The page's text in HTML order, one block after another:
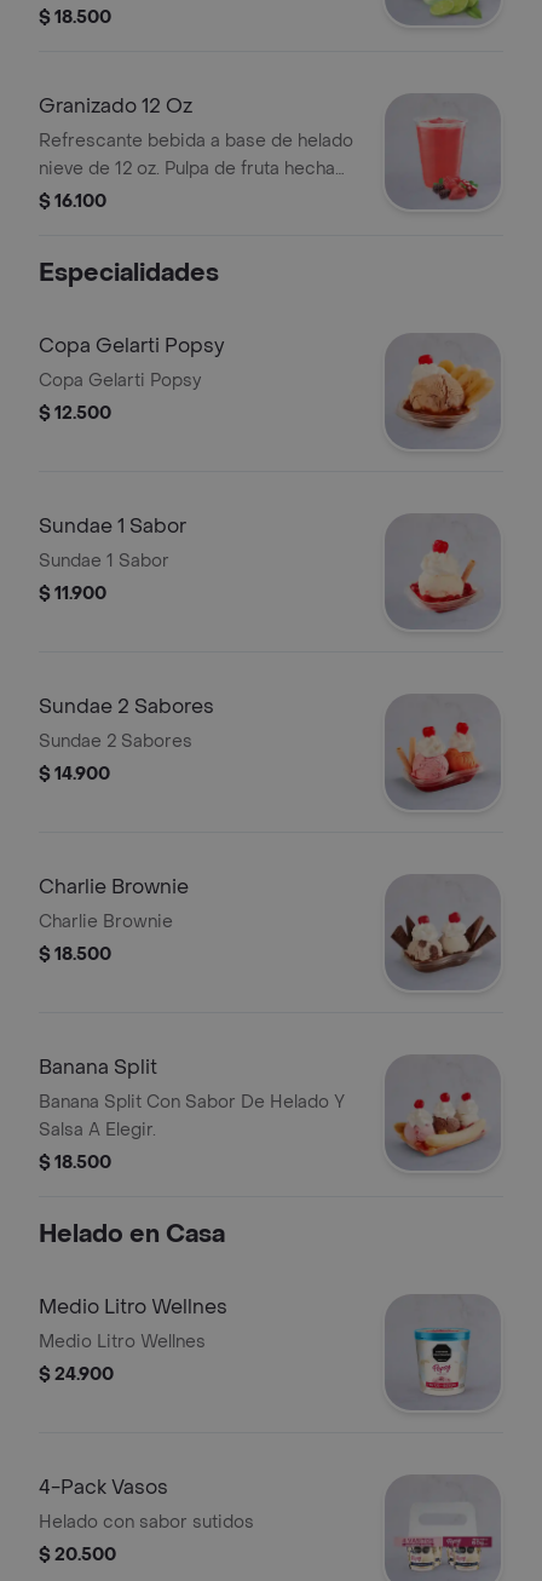
helado.
$ 18.500
Granizado 12 Oz
Refrescante bebida a base de helado
nieve de 12 oz. Pulpa de fruta hecha
helado.
$ 16.100
Especialidades
Copa Gelarti Popsy
Copa Gelarti Popsy
$ 12.500
Sundae 1 Sabor
Sundae 1 Sabor
$ 11.900
Sundae 2 Sabores
Sundae 2 Sabores
$ 14.900
Charlie Brownie
Charlie Brownie
$ 18.500
Banana Split
Banana Split Con Sabor De Helado Y
Salsa A Elegir.
$ 18.500
Helado en Casa
Medio Litro Wellnes
Medio Litro Wellnes
$ 24.900
4-Pack Vasos
Helado con sabor sutidos
$ 20.500